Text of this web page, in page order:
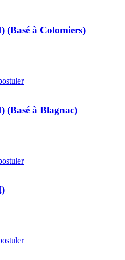
à Colomiers)
à Blagnac)